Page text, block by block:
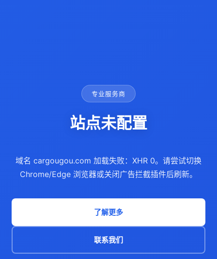
专业服务商
站点未配置
域名 cargougou.com 加载失败：XHR 0。请尝试切换
Chrome/Edge 浏览器或关闭广告拦截插件后刷新。
了解更多
联系我们